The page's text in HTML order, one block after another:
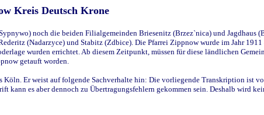
Kreis Deutsch Krone
noch die beiden Filialgemeinden Briesenitz (Brzez`nica) und Jagdhaus
(Nadarzyce) und Stabitz (Zdbice). Die Pfarrei Zippnow wurde im Jahr
wurden errichtet. Ab diesem Zeitpunkt, müssen für diese ländlichen
getauft worden.
Köln. Er weist auf folgende Sachverhalte hin: Die vorliegende Transkription ist
es aber dennoch zu Übertragungsfehlern gekommen sein. Deshalb wird